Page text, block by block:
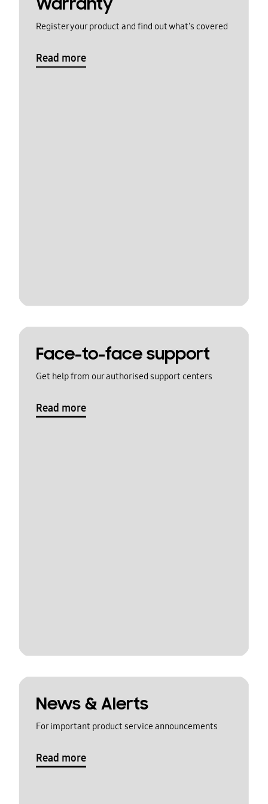
Register your product and find out what's covered
Read more
Face-to-face support
Get help from our authorised support centers
Read more
News & Alerts
For important product service announcements
Read more